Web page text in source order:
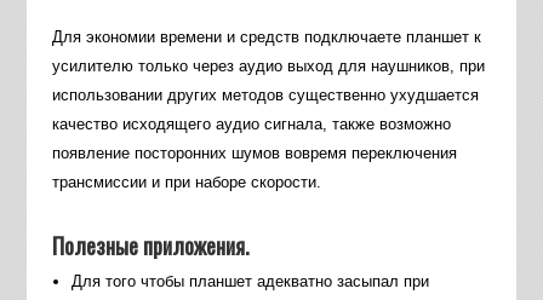
Для экономии времени и средств подключаете планшет к
усилителю только через аудио выход для наушников, при
использовании других методов существенно ухудшается
качество исходящего аудио сигнала, также возможно
появление посторонних шумов вовремя переключения
трансмиссии и при наборе скорости.
Полезные приложения.
Для того чтобы планшет адекватно засыпал при